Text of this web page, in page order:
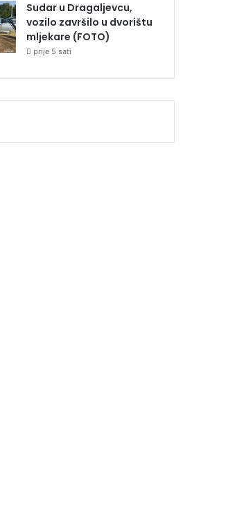
Sudar u Dragaljevcu,
vozilo završilo u dvorištu
mljekare (FOTO)
prije 5 sati